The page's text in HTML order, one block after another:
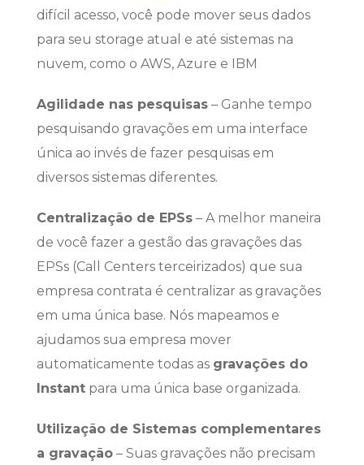
difícil acesso, você pode mover seus dados
para seu storage atual e até sistemas na
nuvem, como o AWS, Azure e IBM
Agilidade nas pesquisas – Ganhe tempo
pesquisando gravações em uma interface
única ao invés de fazer pesquisas em
diversos sistemas diferentes.
Centralização de EPSs – A melhor maneira
de você fazer a gestão das gravações das
EPSs (Call Centers terceirizados) que sua
empresa contrata é centralizar as gravações
em uma única base. Nós mapeamos e
ajudamos sua empresa mover
automaticamente todas as gravações do
Instant para uma única base organizada.
Utilização de Sistemas complementares
a gravação – Suas gravações não precisam